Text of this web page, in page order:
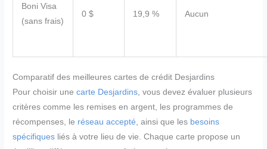
Boni Visa
(sans frais)
0 $ 19,9 % Aucun
Comparatif des meilleures cartes de crédit Desjardins
Pour choisir unecarte Desjardins , vous devez évaluer plusieurs
critères comme les remises en argent, les programmes de
récompenses, le réseau accepté , ainsi que les besoins
spécifiques liés à votre lieu de vie. Chaque carte propose un